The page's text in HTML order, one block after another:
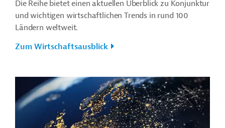
Die Reihe bietet einen aktuellen Überblick zu Konjunktur
und wichtigen wirtschaftlichen Trends in rund 100
Ländern weltweit.
Zum Wirtschaftsausblick